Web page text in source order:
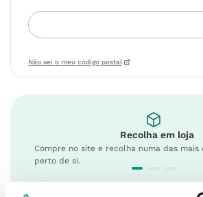
Não sei o meu código postal
Recolha em loja
Compre no site e recolha numa das mais
perto de si.